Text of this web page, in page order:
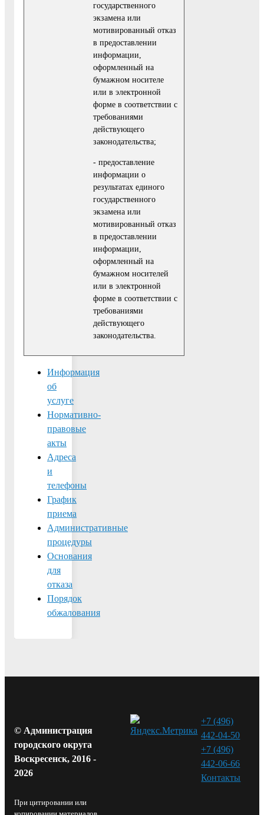
государственного
экзамена или
мотивированный отказ
в предоставлении
информации,
оформленный на
бумажном носителе
или в электронной
форме в соответствии с
требованиями
действующего
законодательства;
- предоставление
информации о
результатах единого
государственного
экзамена или
мотивированный отказ
в предоставлении
информации,
оформленный на
бумажном носителей
или в электронной
форме в соответствии с
требованиями
действующего
законодательства.
Информация
об
услуге
Нормативно-
правовые
акты
Адреса
и
телефоны
График
приема
Административные
процедуры
Основания
для
отказа
Порядок
обжалования
© Администрация
городского округа
Воскресенск, 2016 -
2026
При цитировании или
+7 (496)
442-04-50
+7 (496)
442-06-66
Контакты⁠